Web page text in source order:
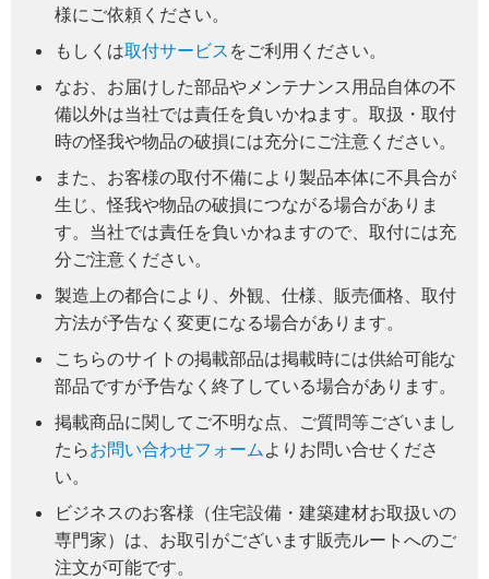
様にご依頼ください。
もしくは取付サービス をご利用ください。
なお、お届けした部品やメンテナンス用品自体の不
備以外は当社では責任を負いかねます。取扱・取付
時の怪我や物品の破損には充分にご注意ください。
また、お客様の取付不備により製品本体に不具合が
生じ、怪我や物品の破損につながる場合がありま
す。当社では責任を負いかねますので、取付には充
分ご注意ください。
製造上の都合により、外観、仕様、販売価格、取付
方法が予告なく変更になる場合があります。
こちらのサイトの掲載部品は掲載時には供給可能な
部品ですが予告なく終了している場合があります。
掲載商品に関してご不明な点、ご質問等ございまし
たらお問い合わせフォームよりお問い合せくださ
い。
ビジネスのお客様（住宅設備・建築建材お取扱いの
専門家）は、お取引がございます販売ルートへのご
注文が可能です。